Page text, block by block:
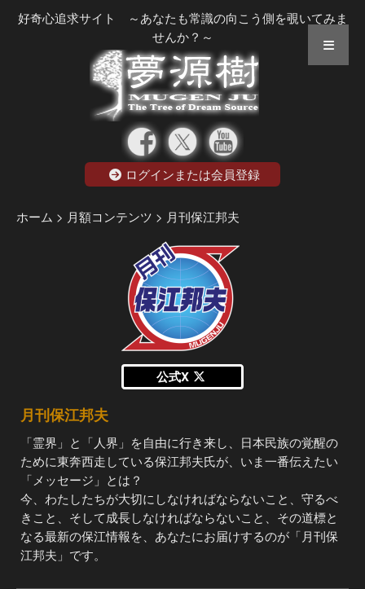
好奇心追求サイト ～あなたも常識の向こう側を覗いてみま
せんか？～
ログインまたは会員登録
ホーム > 月額コンテンツ > 月刊保江邦夫
公式X
月刊保江邦夫
「霊界」と「人界」を自由に行き来し、日本民族の覚醒の
ために東奔西走している保江邦夫氏が、いま一番伝えたい
「メッセージ」とは？
今、わたしたちが大切にしなければならないこと、守るべ
きこと、そして成長しなければならないこと、その道標と
なる最新の保江情報を、あなたにお届けするのが「月刊保
江邦夫」です。